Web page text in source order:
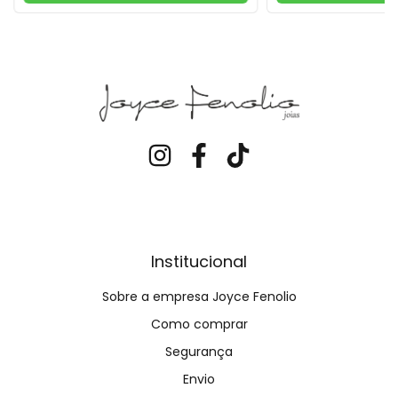
Institucional
Sobre a empresa Joyce Fenolio
Como comprar
Segurança
Envio